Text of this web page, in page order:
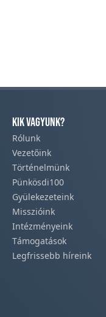
Kik vagyunk?
Rólunk
Vezetőink
Történelmünk​
Pünkösdi100
Gyülekezeteink​
Misszióink​
Intézményeink
Támogatások
Legfrissebb híreink​